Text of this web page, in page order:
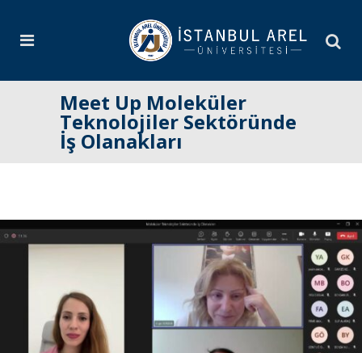
Meet Up Moleküler
Teknolojiler Sektöründe
İş Olanakları